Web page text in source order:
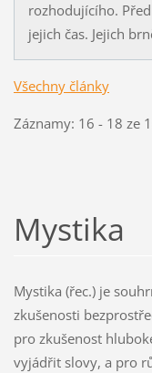
rozhodujícího.
jejich čas. Jejich
Všechny články
Záznamy: 16 - 18 ze
Mystika
Mystika (řec.) je
zkušenosti
pro zkušenost
vyjádřit slovy, a pro